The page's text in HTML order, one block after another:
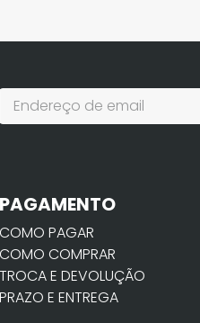
PAGAMENTO
COMO PAGAR
COMO COMPRAR
TROCA E DEVOLUÇÃO
PRAZO E ENTREGA